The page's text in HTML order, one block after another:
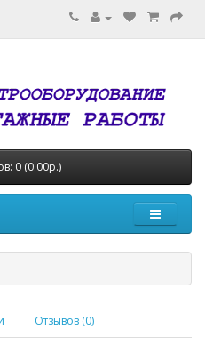
0 (0.00р.)
Отзывов (0)